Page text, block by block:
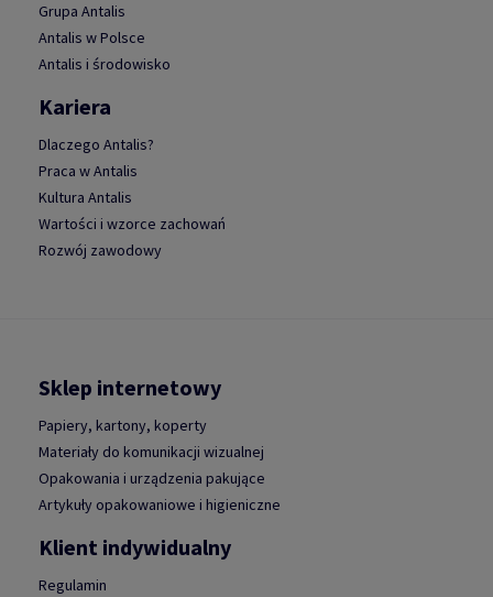
Grupa Antalis
Antalis w Polsce
Antalis i środowisko
Kariera
Dlaczego Antalis?
Praca w Antalis
Kultura Antalis
Wartości i wzorce zachowań
Rozwój zawodowy
Sklep internetowy
Papiery, kartony, koperty
Materiały do komunikacji wizualnej
Opakowania i urządzenia pakujące
Artykuły opakowaniowe i higieniczne
Klient indywidualny
Regulamin